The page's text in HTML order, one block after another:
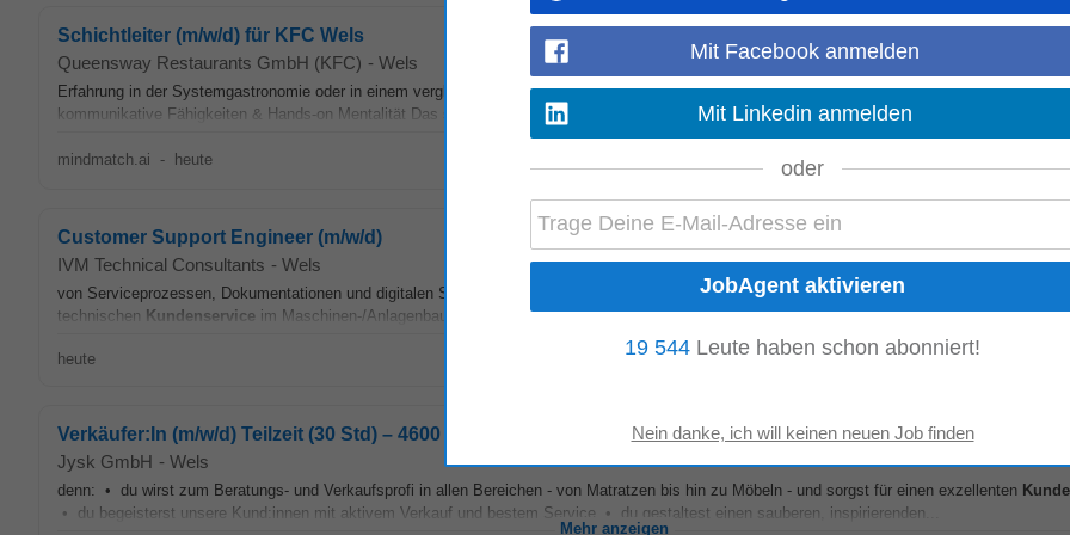
Schichtleiter (m/w/d) für KFC Wels
Queensway Restaurants GmbH (KFC) - Wels
Erfahrung in der Systemgastronomie oder in einem vergleichbaren Umfeld Leidenschaft für erstklassigenKundenservice& hohe Servicequalität
kommunikative Fähigkeiten & Hands-on Mentalität Das sind deine Benefits • Englischkurse...
Mehr anzeigen
mindmatch.ai - heute
Customer Support Engineer (m/w/d)
IVM Technical Consultants - Wels
von Serviceprozessen, Dokumentationen und digitalen Servicelösungen • Abgeschlossene technische Ausbildung • Mehrjährige Berufserfahrung
technischen Kundenservice im Maschinen-/Anlagenbauumfeld • Idealerweise Kenntnisse im Bereich der Kunststofftechnik...
heute
Verkäufer:In (m/w/d) Teilzeit (30 Std) – 4600 Wels
Jysk GmbH - Wels
denn: • du wirst zum Beratungs- und Verkaufsprofi in allen Bereichen - von Matratzen bis hin zu Möbeln - und sorgst für einen exzellenten
• du begeisterst unsere Kund:innen mit aktivem Verkauf und bestem Service • du gestaltest einen sauberen, inspirierenden...
Mehr anzeigen
Mit Facebook anmelden
Mit Linkedin anmelden
oder
19 544 Leute haben schon abonniert!